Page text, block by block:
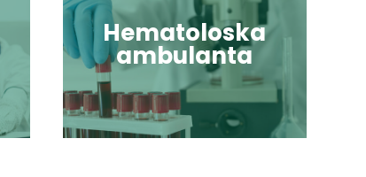
Hematoloska
ambulanta